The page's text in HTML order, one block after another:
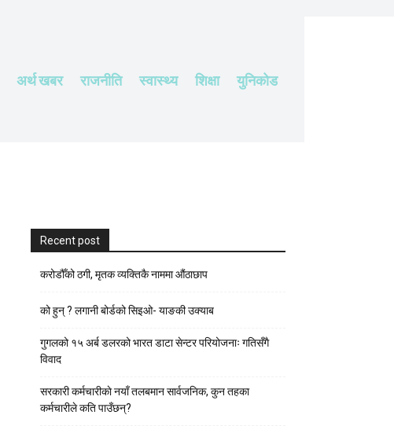
अर्थ खबर राजनीति स्वास्थ्य शिक्षा युनिकोड
Recent post
करोडौँको ठगी, मृतक व्यक्तिकै नाममा औंठाछाप
को हुन् ? लगानी बोर्डको सिइओ- याङकी उक्याब
गुगलको १५ अर्ब डलरको भारत डाटा सेन्टर परियोजनाः गतिसँगै
विवाद
सरकारी कर्मचारीकाे नयाँ तलबमान सार्वजनिक, कुन तहका
कर्मचारीले कति पाउँछन्?